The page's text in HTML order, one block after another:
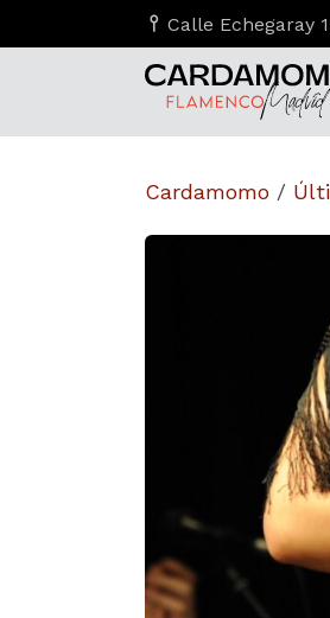
Calle Echegaray
Cardamomo /